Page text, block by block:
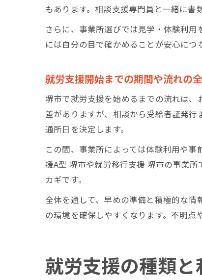
もあります。相談支援専門員と一緒に書
さらに、事業所選びでは見学・体験利
には自分の目で確かめることが安心につ
就労支援開始までの期間や流れの
堺市で就労支援を始めるまでの流れは
差がありますが、相談から受給者証発
通所日を決定します。
この間、事業所によっては体験利用や
援A型 堺市や就労移行支援 堺市の事業
カギです。
全体を通して、早めの準備と積極的な
の環境を確保しやすくなります。不明点
就労支援の種類